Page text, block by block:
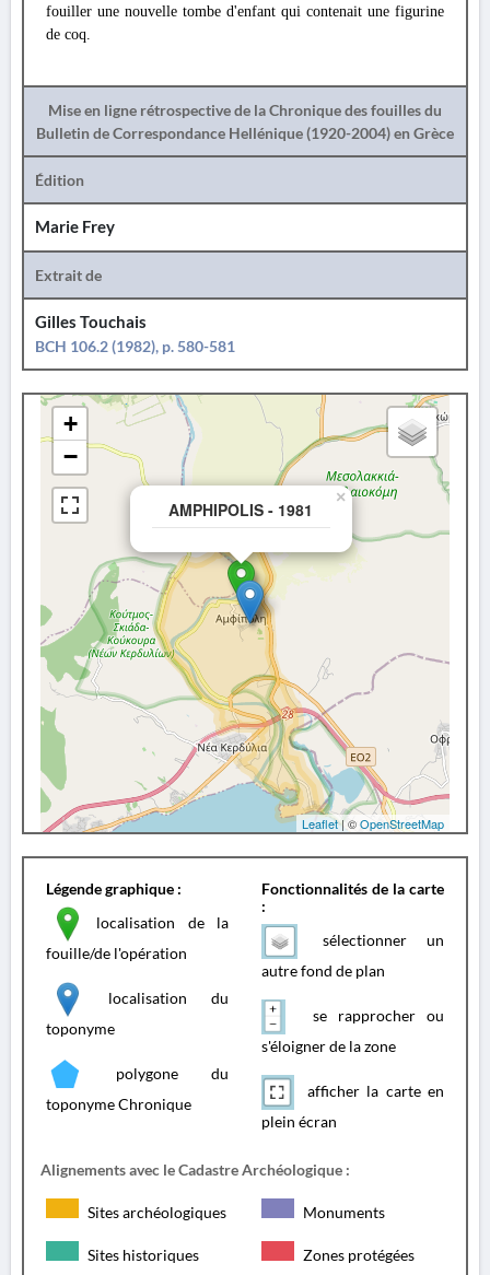
fouiller une nouvelle tombe d'enfant qui contenait une figurine
de coq.
Mise en ligne rétrospective de la Chronique des fouilles du
Bulletin de Correspondance Hellénique (1920-2004) en Grèce
Édition
Marie Frey
Extrait de
Gilles Touchais
BCH 106.2 (1982), p. 580-581
AMPHIPOLIS - 1981
×
+
−
Leaflet| ©OpenStreetMap
Légende graphique :
localisation de la
fouille/de l'opération
localisation du
toponyme
polygone du
toponyme Chronique
Fonctionnalités de la carte
:
sélectionner un
autre fond de plan
se rapprocher ou
s'éloigner de la zone
afficher la carte en
plein écran
Alignements avec le Cadastre Archéologique :
Sites archéologiques Monuments
Sites historiques Zones protégées